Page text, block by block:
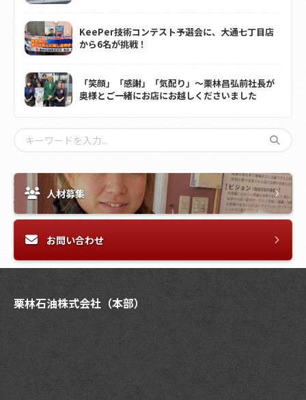
KeePer技術コンテスト予選会に、大通七丁目店
から6名が挑戦！
「笑顔」「感謝」「気配り」～栗林昌弘前社長が
奥様とご一緒にお店にお越しくださいました
人材募集
お問い合わせ
栗林石油株式会社（本部）